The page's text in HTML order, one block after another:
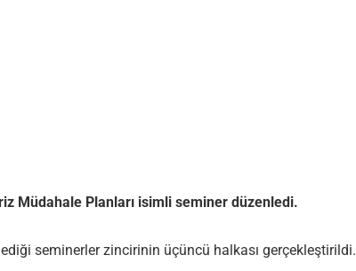
Müdahale Planları isimli seminer düzenledi.
seminerler zincirinin üçüncü halkası gerçekleştirildi.